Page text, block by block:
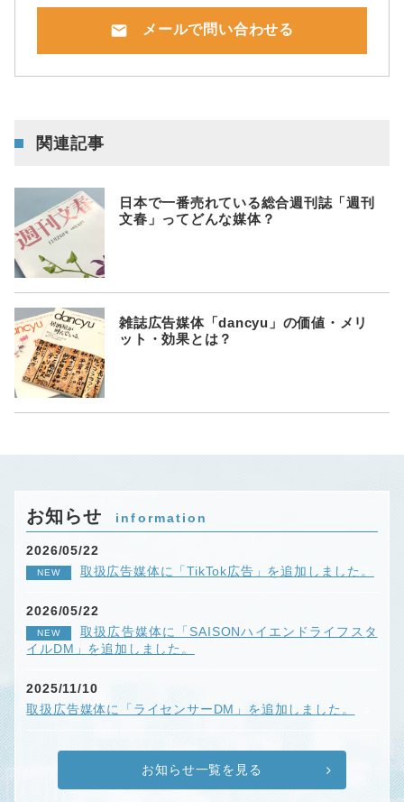
mail メールで問い合わせる
関連記事
日本で一番売れている総合週刊誌「週刊
文春」ってどんな媒体？
雑誌広告媒体「dancyu」の価値・メリ
ット・効果とは？
お知らせ information
2026/05/22
NEW 取扱広告媒体に「TikTok広告」を追加しました。
2026/05/22
NEW
取扱広告媒体に「SAISONハイエンドライフスタ
イルDM」を追加しました。
2025/11/10
取扱広告媒体に「ライセンサーDM」を追加しました。
お知らせ一覧を見る